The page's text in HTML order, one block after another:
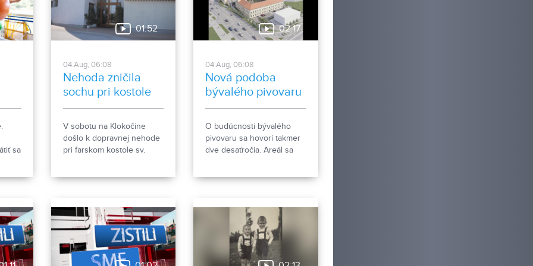
sa
01:52
04.Aug, 06:08
Nehoda zničila
sochu pri kostole
V sobotu na Klokočine
došlo k dopravnej nehode
pri farskom kostole sv.
02:17
04.Aug, 06:08
Nová podoba
bývalého pivovaru
O budúcnosti bývalého
pivovaru sa hovorí takmer
dve desaťročia. Areál sa
s výstavbou novej
polyfunkčnej budovy.